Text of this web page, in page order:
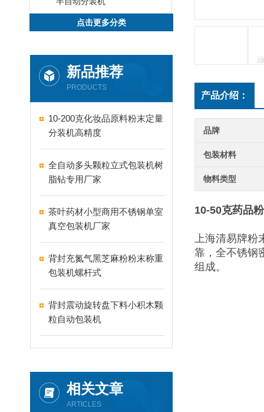
点击更多分类
新品推荐
PRODUCTS
10-200克化妆品原料粉末定量
分装机高精度
全自动多头颗粒立式包装机树
脂钻专用厂家
茶叶药材小型商用不锈钢单室
真空包装机厂家
背封充氮气黑芝麻粉粉末称重
包装机螺杆式
背封震动旋转盘下料小积木颗
粒自动包装机
相关文章
ARTICLES
产品介绍：
品牌
包装材料
物料类型
10-50克药品
上海清易牌粉
靠，全不锈钢
组成。